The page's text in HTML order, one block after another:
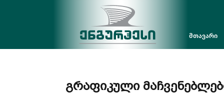
მთავარი
Გრაფიკული